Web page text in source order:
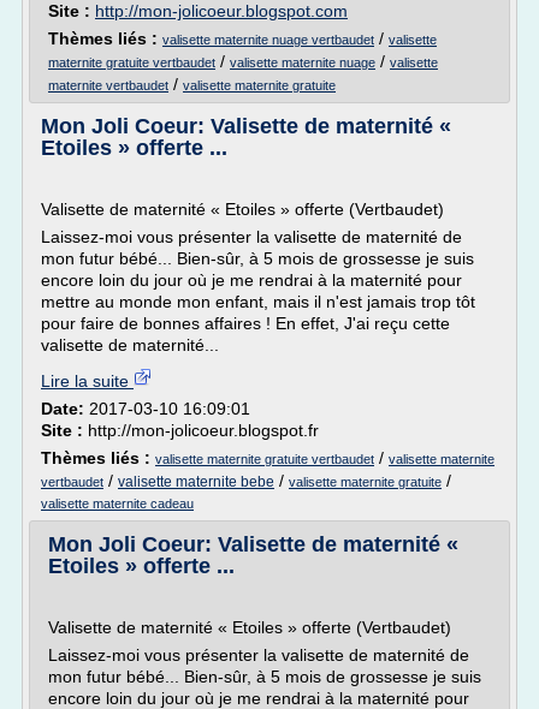
Site : http://mon-jolicoeur.blogspot.com
Thèmes liés : valisette maternite nuage vertbaudet / valisette
maternite gratuite vertbaudet / valisette maternite nuage / valisette
maternite vertbaudet / valisette maternite gratuite
Mon Joli Coeur: Valisette de maternité «
Etoiles » offerte ...
Valisette de maternité « Etoiles » offerte (Vertbaudet)
Laissez-moi vous présenter la valisette de maternité de
mon futur bébé... Bien-sûr, à 5 mois de grossesse je suis
encore loin du jour où je me rendrai à la maternité pour
mettre au monde mon enfant, mais il n'est jamais trop tôt
pour faire de bonnes affaires ! En effet, J'ai reçu cette
valisette de maternité...
Lire la suite
Date: 2017-03-10 16:09:01
Site : http://mon-jolicoeur.blogspot.fr
Thèmes liés : valisette maternite gratuite vertbaudet / valisette maternite
vertbaudet / valisette maternite bebe / valisette maternite gratuite /
valisette maternite cadeau
Mon Joli Coeur: Valisette de maternité «
Etoiles » offerte ...
Valisette de maternité « Etoiles » offerte (Vertbaudet)
Laissez-moi vous présenter la valisette de maternité de
mon futur bébé... Bien-sûr, à 5 mois de grossesse je suis
encore loin du jour où je me rendrai à la maternité pour